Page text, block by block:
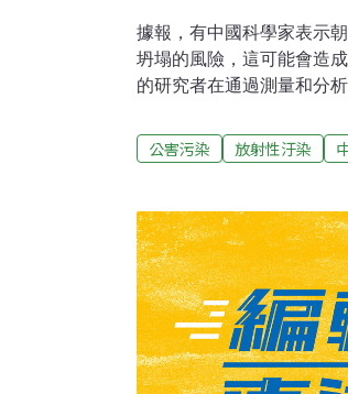
據報，有中國科學家表示
坍塌的風險，這可能會造
的研究者在通過測量和分
收集的數據。中國核學會
靠，就將有發生大型環境
性物質就有可能從這個洞
說，不是每一座山都適合
由於朝鮮的陸地面積有限
有太多選擇。至於豐溪里
彈。
公害污染 放射性汙染